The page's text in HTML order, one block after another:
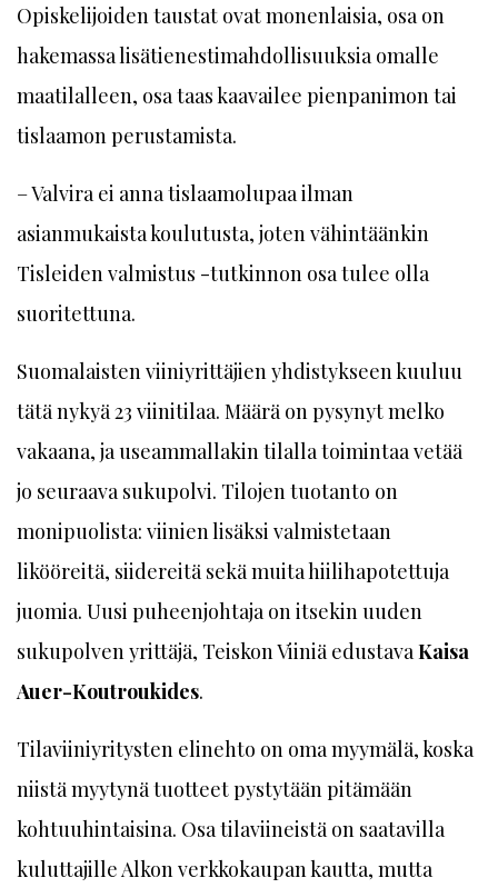
Opiskelijoiden taustat ovat monenlaisia, osa on
hakemassa lisätienestimahdollisuuksia omalle
maatilalleen, osa taas kaavailee pienpanimon tai
tislaamon perustamista.
– Valvira ei anna tislaamolupaa ilman
asianmukaista koulutusta, joten vähintäänkin
Tisleiden valmistus -tutkinnon osa tulee olla
suoritettuna.
Suomalaisten viiniyrittäjien yhdistykseen kuuluu
tätä nykyä 23 viinitilaa. Määrä on pysynyt melko
vakaana, ja useammallakin tilalla toimintaa vetää
jo seuraava sukupolvi. Tilojen tuotanto on
monipuolista: viinien lisäksi valmistetaan
likööreitä, siidereitä sekä muita hiilihapotettuja
juomia. Uusi puheenjohtaja on itsekin uuden
sukupolven yrittäjä, Teiskon Viiniä edustava Kaisa
Auer-Koutroukides.
Tilaviiniyritysten elinehto on oma myymälä, koska
niistä myytynä tuotteet pystytään pitämään
kohtuuhintaisina. Osa tilaviineistä on saatavilla
kuluttajille Alkon verkkokaupan kautta, mutta